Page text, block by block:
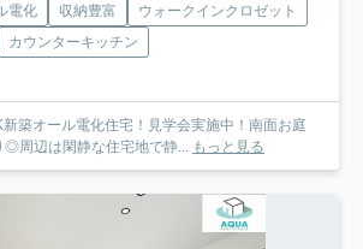
電化 収納豊富
ウォークインクロゼット
カウンターキッチン
築オール電化住宅！見学会実施中！南面お庭
周辺は閑静な住宅地で静...
もっと見る